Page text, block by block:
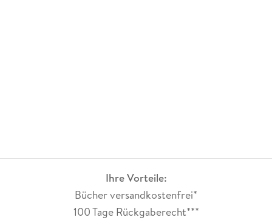
Ihre Vorteile:
Bücher versandkostenfrei*
100 Tage Rückgaberecht***